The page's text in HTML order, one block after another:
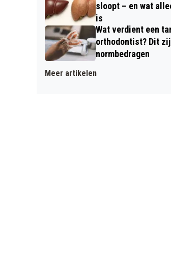
sloopt – en wat
is
Wat verdient een
orthodontist? Dit
normbedragen
Meer artikelen